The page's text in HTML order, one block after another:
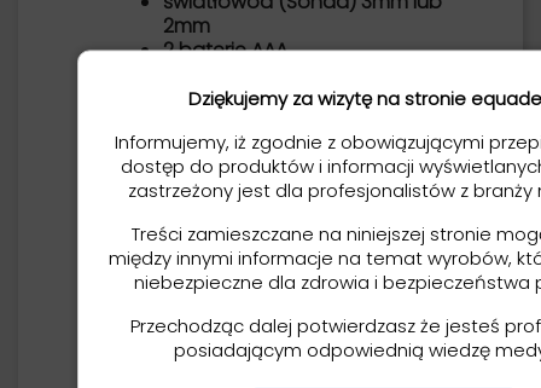
2mm
2 baterie AAA
Producent Addent - USA
Dodatkowe akcesoria do dokupienia
na naszej stronie:
System Microlux ze światłowodem
2 mm (kod: 110080-2)
System Microlux ze światłowodem
3 mm (kod: 110080-3)
(kod: 600045)
Światłowód do Microlux, 3 mm
Dziękujemy za wizytę na stronie
Informujemy, iż zgodnie z obowiązującymi
dostęp do produktów i informacji
zastrzeżony jest dla profesjonalistów z branży
Treści zamieszczane na niniejszej stronie
między innymi informacje na temat wyrobów,
niebezpieczne dla zdrowia i bezpieczeństwa
Przechodząc dalej potwierdzasz że jesteś
posiadającym odpowiednią wiedzę